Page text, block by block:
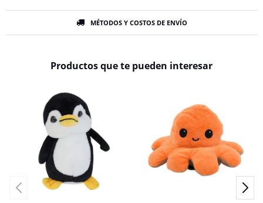
MÉTODOS Y COSTOS DE ENVÍO
Productos que te pueden interesar